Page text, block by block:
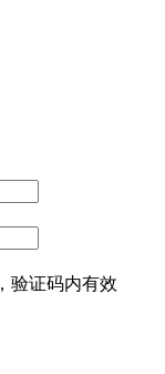
，验证码内有效